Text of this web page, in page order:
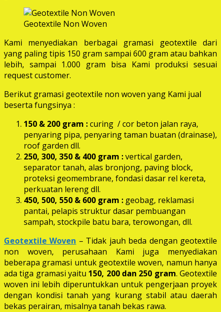
Geotextile Non Woven
Kami menyediakan berbagai gramasi geotextile dari
yang paling tipis 150 gram sampai 600 gram atau bahkan
lebih, sampai 1.000 gram bisa Kami produksi sesuai
request customer.
Berikut gramasi geotextile non woven yang Kami jual
beserta fungsinya :
150 & 200 gram :curing / cor beton jalan raya,
penyaring pipa, penyaring taman buatan (drainase),
roof garden dll.
250, 300, 350 & 400 gram :vertical garden,
separator tanah, alas bronjong, paving block,
proteksi geomembrane, fondasi dasar rel kereta,
perkuatan lereng dll.
450, 500, 550 & 600 gram : geobag, reklamasi
pantai, pelapis struktur dasar pembuangan
sampah, stockpile batu bara, terowongan, dll.
Geotextile Woven – Tidak jauh beda dengan geotextile
non woven, perusahaan Kami juga menyediakan
beberapa gramasi untuk geotextile woven, namun hanya
ada tiga gramasi yaitu 150, 200 dan 250 gram. Geotextile
woven ini lebih diperuntukkan untuk pengerjaan proyek
dengan kondisi tanah yang kurang stabil atau daerah
bekas perairan, misalnya tanah bekas rawa.